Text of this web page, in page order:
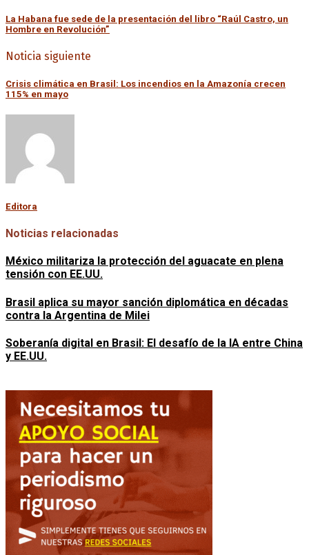
La Habana fue sede de la presentación del libro “Raúl Castro, un
Hombre en Revolución”
Noticia siguiente
Crisis climática en Brasil: Los incendios en la Amazonía crecen
115% en mayo
Editora
Noticias relacionadas
México militariza la protección del aguacate en plena
tensión con EE.UU.
Brasil aplica su mayor sanción diplomática en décadas
contra la Argentina de Milei
Soberanía digital en Brasil: El desafío de la IA entre China
y EE.UU.